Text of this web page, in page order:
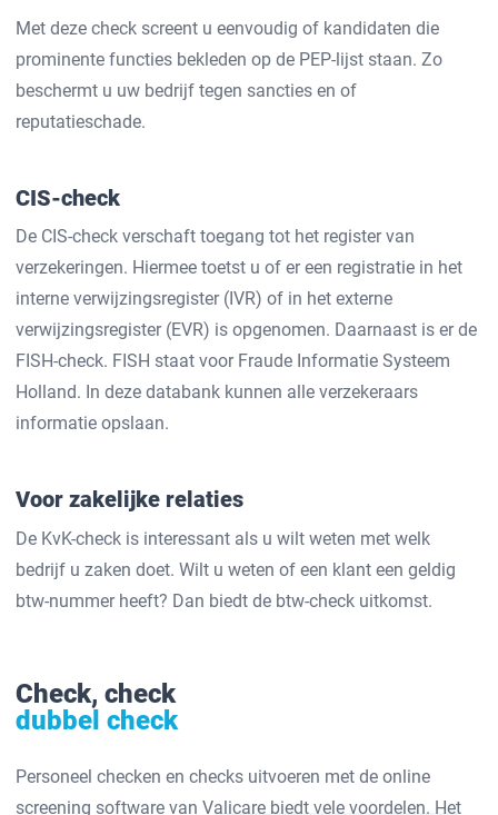
Met deze check screent u eenvoudig of kandidaten die
prominente functies bekleden op de PEP-lijst staan. Zo
beschermt u uw bedrijf tegen sancties en of
reputatieschade.
CIS-check
De CIS-check verschaft toegang tot het register van
verzekeringen. Hiermee toetst u of er een registratie in het
interne verwijzingsregister (IVR) of in het externe
verwijzingsregister (EVR) is opgenomen. Daarnaast is er de
FISH-check. FISH staat voor Fraude Informatie Systeem
Holland. In deze databank kunnen alle verzekeraars
informatie opslaan.
Voor zakelijke relaties
De KvK-check is interessant als u wilt weten met welk
bedrijf u zaken doet. Wilt u weten of een klant een geldig
btw-nummer heeft? Dan biedt de btw-check uitkomst.
Check, check
dubbel check
Personeel checken en checks uitvoeren met de online
screening software van Valicare biedt vele voordelen. Het